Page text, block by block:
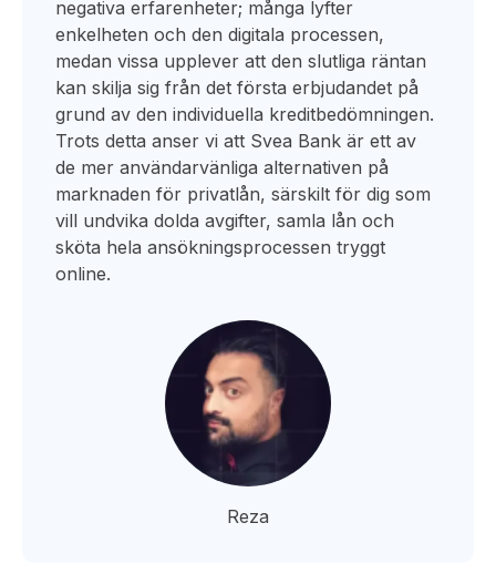
negativa erfarenheter; många lyfter
enkelheten och den digitala processen,
medan vissa upplever att den slutliga räntan
kan skilja sig från det första erbjudandet på
grund av den individuella kreditbedömningen.
Trots detta anser vi att Svea Bank är ett av
de mer användarvänliga alternativen på
marknaden för privatlån, särskilt för dig som
vill undvika dolda avgifter, samla lån och
sköta hela ansökningsprocessen tryggt
online.
Reza